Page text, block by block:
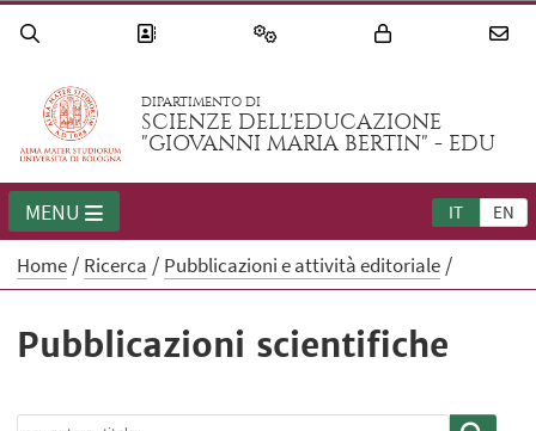
DIPARTIMENTO DI
SCIENZE DELL'EDUCAZIONE
"GIOVANNI MARIA BERTIN" - EDU
IT EN
MENU
Home Ricerca Pubblicazioni e attività editoriale
Pubblicazioni scientifiche